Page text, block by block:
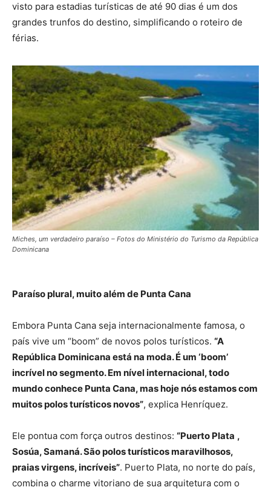
visto para estadias turísticas de até 90 dias é um dos
grandes trunfos do destino, simplificando o roteiro de
férias.
Miches, um verdadeiro paraíso – Fotos do Ministério do Turismo da República
Dominicana
Paraíso plural, muito além de Punta Cana
Embora Punta Cana seja internacionalmente famosa, o
país vive um “boom” de novos polos turísticos. “A
República Dominicana está na moda. É um ‘boom’
incrível no segmento. Em nível internacional, todo
mundo conhece Punta Cana, mas hoje nós estamos com
muitos polos turísticos novos”, explica Henríquez.
Ele pontua com força outros destinos: “Puerto Plata ,
Sosúa, Samaná. São polos turísticos maravilhosos,
praias virgens, incríveis”. Puerto Plata, no norte do país,
combina o charme vitoriano de sua arquitetura com o